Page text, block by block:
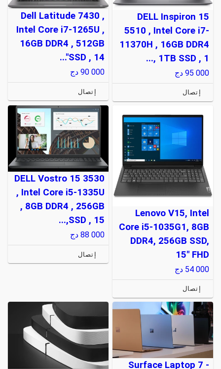
DELL Inspiron 15
5510 , Intel Core i7-
11370H , 16GB DDR4
, 1TB SSD , 1...
95 000 دج
إتصال
Dell Latitude 7430 ,
Intel Core i7-1265U ,
16GB DDR4 , 512GB
SSD , 14"...
90 000 دج
إتصال
Lenovo V15, Intel
Core i5-1035G1, 8GB
DDR4, 256GB SSD,
15" FHD
54 000 دج
إتصال
DELL Vostro 15 3530
, Intel Core i5-1335U
, 8GB DDR4 , 256GB
SSD , 15,...
88 000 دج
إتصال
Surface Laptop 7 -